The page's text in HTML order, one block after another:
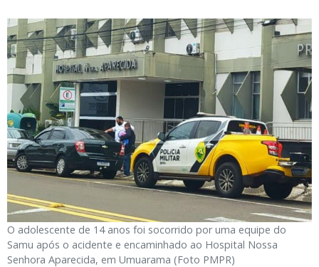
O adolescente de 14 anos foi socorrido por uma equipe do
Samu após o acidente e encaminhado ao Hospital Nossa
Senhora Aparecida, em Umuarama (Foto PMPR)